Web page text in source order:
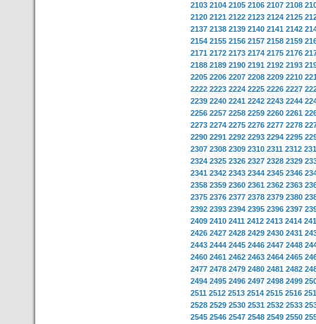
2103 2104 2105 2106 2107 2108
2120 2121 2122 2123 2124 2125
2137 2138 2139 2140 2141 2142
2154 2155 2156 2157 2158 2159
2171 2172 2173 2174 2175 2176
2188 2189 2190 2191 2192 2193
2205 2206 2207 2208 2209 2210
2222 2223 2224 2225 2226 2227
2239 2240 2241 2242 2243 2244
2256 2257 2258 2259 2260 2261
2273 2274 2275 2276 2277 2278
2290 2291 2292 2293 2294 2295
2307 2308 2309 2310 2311 2312
2324 2325 2326 2327 2328 2329
2341 2342 2343 2344 2345 2346
2358 2359 2360 2361 2362 2363
2375 2376 2377 2378 2379 2380
2392 2393 2394 2395 2396 2397
2409 2410 2411 2412 2413 2414
2426 2427 2428 2429 2430 2431
2443 2444 2445 2446 2447 2448
2460 2461 2462 2463 2464 2465
2477 2478 2479 2480 2481 2482
2494 2495 2496 2497 2498 2499
2511 2512 2513 2514 2515 2516
2528 2529 2530 2531 2532 2533
2545 2546 2547 2548 2549 2550